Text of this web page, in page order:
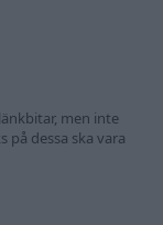
men inte
på dessa ska vara